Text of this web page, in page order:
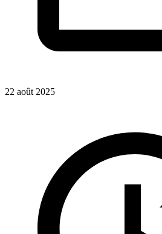
22 août 2025